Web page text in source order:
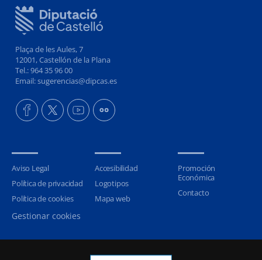
Plaça de les Aules, 7
12001, Castellón de la Plana
Tel.: 964 35 96 00
Email: sugerencias@dipcas.es
Aviso Legal
Política de privacidad
Política de cookies
Gestionar cookies
Accesibilidad
Logotipos
Mapa web
Promoción
Económica
Contacto